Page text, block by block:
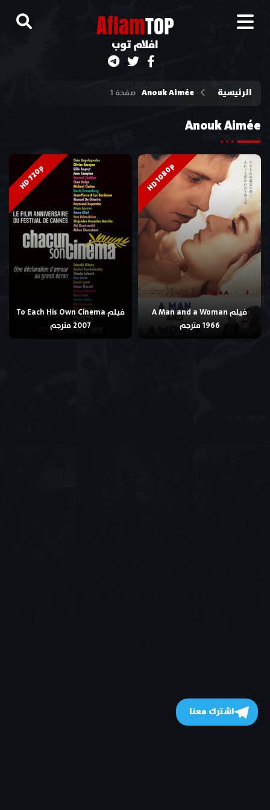
AflamTOP
افلام توب
الرئيسية Anouk Aimée صفحة 1
Anouk Aimée
HD 1080p
فيلم A Man and a Woman
1966 مترجم
HD 720p
فيلم To Each His Own Cinema
2007 مترجم
اشترك معنا